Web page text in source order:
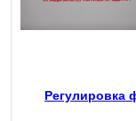
Регулировка